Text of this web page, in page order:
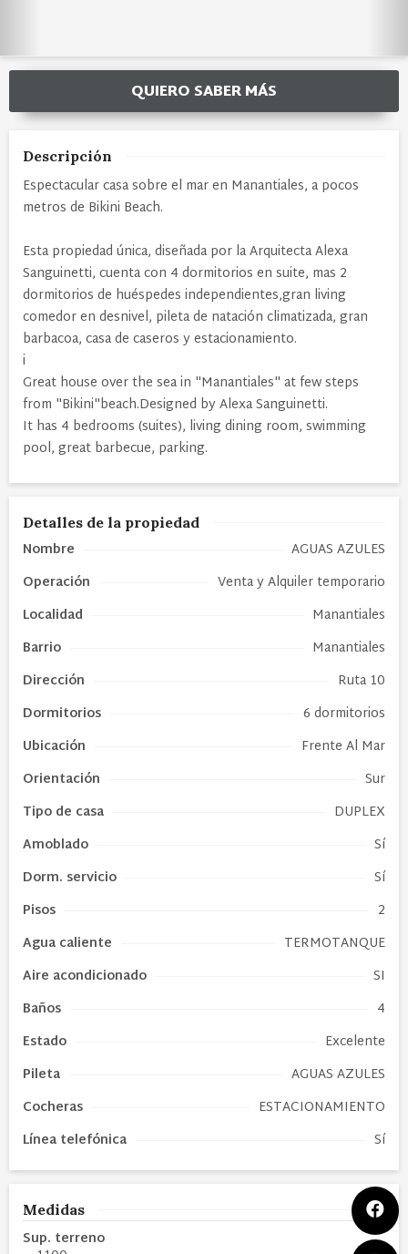
QUIERO SABER MÁS
Descripción
Espectacular casa sobre el mar en Manantiales, a pocos
metros de Bikini Beach.
Esta propiedad única, diseñada por la Arquitecta Alexa
Sanguinetti, cuenta con 4 dormitorios en suite, mas 2
dormitorios de huéspedes independientes,gran living
comedor en desnivel, pileta de natación climatizada, gran
barbacoa, casa de caseros y estacionamiento.
i
Great house over the sea in "Manantiales" at few steps
from "Bikini"beach.Designed by Alexa Sanguinetti.
It has 4 bedrooms (suites), living dining room, swimming
pool, great barbecue, parking.
Detalles de la propiedad
Nombre
AGUAS AZULES
Operación
Venta y Alquiler temporario
Localidad
Manantiales
Barrio
Manantiales
Dirección
Ruta 10
Dormitorios
6 dormitorios
Ubicación
Frente Al Mar
Orientación
Sur
Tipo de casa
DUPLEX
Amoblado
Sí
Dorm. servicio
Sí
Pisos
2
Agua caliente
TERMOTANQUE
Aire acondicionado
SI
Baños
4
Estado
Excelente
Pileta
AGUAS AZULES
Cocheras
ESTACIONAMIENTO
Línea telefónica
Sí
Medidas
Sup. terreno